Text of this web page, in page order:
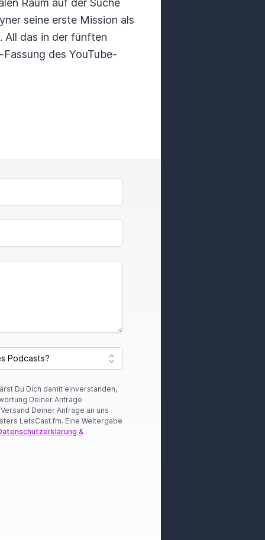
Raum auf der Suche
seine erste Mission als
All das in der fünften
des YouTube-
Du Dich damit einverstanden,
Deiner Anfrage
Deiner Anfrage an uns
LetsCast.fm. Eine Weitergabe
&